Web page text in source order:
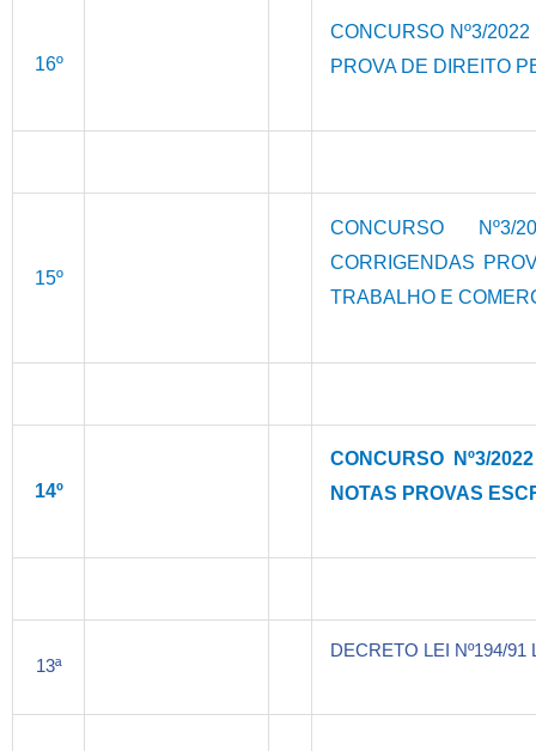
16º
CONCURSO Nº3/
PROVA DE DIREITO
15º
CONCURSO Nº3/
CORRIGENDAS
TRABALHO E
14º
CONCURSO Nº3/
NOTAS PROVAS
13ª
DECRETO LEI Nº194/